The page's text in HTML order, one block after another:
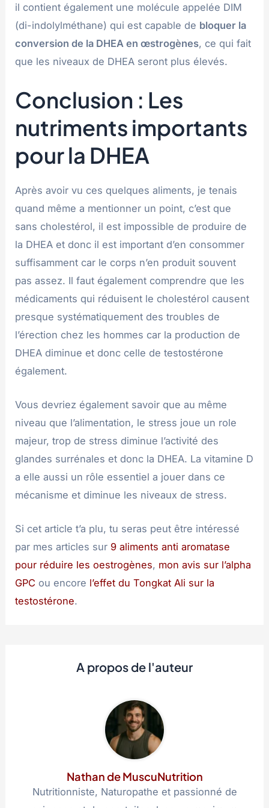
il contient également une molécule appelée DIM
(di-indolylméthane) qui est capable de bloquer la
conversion de la DHEA en œstrogènes, ce qui fait
que les niveaux de DHEA seront plus élevés.
Conclusion : Les
nutriments importants
pour la DHEA
Après avoir vu ces quelques aliments, je tenais
quand même a mentionner un point, c’est que
sans cholestérol, il est impossible de produire de
la DHEA et donc il est important d’en consommer
suffisamment car le corps n’en produit souvent
pas assez. Il faut également comprendre que les
médicaments qui réduisent le cholestérol causent
presque systématiquement des troubles de
l’érection chez les hommes car la production de
DHEA diminue et donc celle de testostérone
également.
Vous devriez également savoir que au même
niveau que l’alimentation, le stress joue un role
majeur, trop de stress diminue l’activité des
glandes surrénales et donc la DHEA. La vitamine D
a elle aussi un rôle essentiel a jouer dans ce
mécanisme et diminue les niveaux de stress.
Si cet article t’a plu, tu seras peut être intéressé
par mes articles sur 9 aliments anti aromatase
pour réduire les oestrogènes, mon avis sur l’alpha
GPC ou encore l’effet du Tongkat Ali sur la
testostérone.
A propos de l'auteur
Nathan de MuscuNutrition
Nutritionniste, Naturopathe et passionné de